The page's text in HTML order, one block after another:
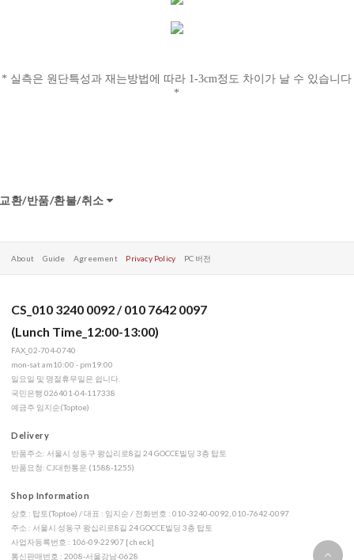
* 실측은 원단특성과 재는방법에 따라 1-3cm정도 차이가 날 수 있습니다
*
교환/반품/환불/취소
About Guide Agreement Privacy Policy PC 버전
CS_010 3240 0092 / 010 7642 0097
(Lunch Time_12:00-13:00)
FAX_02-704-0740
mon-sat am10:00 - pm19:00
일요일 및 명절휴무일은 쉽니다.
국민은행 026401-04-117338
예금주 임지순(Toptoe)
Delivery
반품주소: 서울시 성동구 왕십리로8길 24 GOCCE빌딩 3층 탑토
반품요청: CJ대한통운 (1588-1255)
Shop Information
상호 : 탑토(Toptoe) / 대표 : 임지순 / 전화번호 : 010-3240-0092, 010-7642-0097
주소 : 서울시 성동구 왕십리로8길 24 GOCCE빌딩 3층 탑토
사업자등록번호 : 106-09-22907 [check]
통신판매번호 : 2008-서울강남-0628